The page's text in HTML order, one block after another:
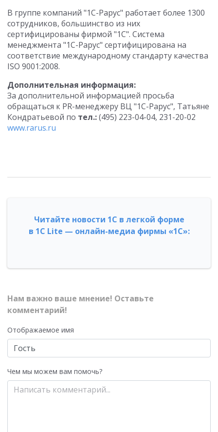
В группе компаний "1С-Рарус" работает более 1300
сотрудников, большинство из них
сертифицированы фирмой "1С". Система
менеджмента "1С-Рарус" сертифицирована на
соответствие международному стандарту качества
ISO 9001:2008.
Дополнительная информация:
За дополнительной информацией просьба
обращаться к PR-менеджеру ВЦ "1С-Рарус", Татьяне
Кондратьевой по тел.:(495) 223-04-04, 231-20-02
www.rarus.ru
Читайте новости 1С в легкой форме
в 1С Lite — онлайн-медиа фирмы «1С»:
Нам важно ваше мнение! Оставьте
комментарий!
Отображаемое имя
Чем мы можем вам помочь?